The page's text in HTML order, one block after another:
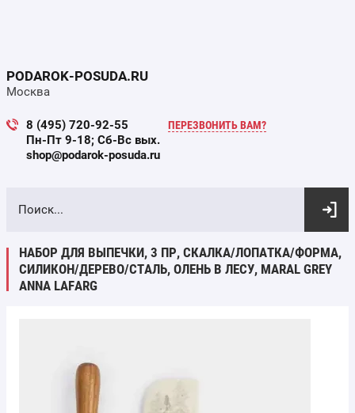
PODAROK-POSUDA.RU
Москва
8 (495) 720-92-55
Пн-Пт 9-18; Сб-Вс вых.
shop@podarok-posuda.ru
ПЕРЕЗВОНИТЬ ВАМ?
ВЫБОР ПО ПАРАМЕТРАМ
НАБОР ДЛЯ ВЫПЕЧКИ, 3 ПР, СКАЛКА/ЛОПАТКА/ФОРМА,
СИЛИКОН/ДЕРЕВО/СТАЛЬ, ОЛЕНЬ В ЛЕСУ, MARAL GREY
ANNA LAFARG